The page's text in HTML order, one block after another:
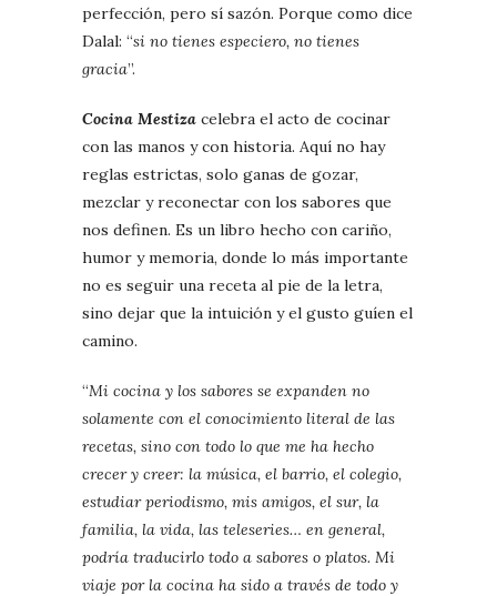
perfección, pero sí sazón. Porque como dice
Dalal: “si no tienes especiero, no tienes
gracia”.
Cocina Mestiza celebra el acto de cocinar
con las manos y con historia. Aquí no hay
reglas estrictas, solo ganas de gozar,
mezclar y reconectar con los sabores que
nos definen. Es un libro hecho con cariño,
humor y memoria, donde lo más importante
no es seguir una receta al pie de la letra,
sino dejar que la intuición y el gusto guíen el
camino.
“Mi cocina y los sabores se expanden no
solamente con el conocimiento literal de las
recetas, sino con todo lo que me ha hecho
crecer y creer: la música, el barrio, el colegio,
estudiar periodismo, mis amigos, el sur, la
familia, la vida, las teleseries… en general,
podría traducirlo todo a sabores o platos. Mi
viaje por la cocina ha sido a través de todo y